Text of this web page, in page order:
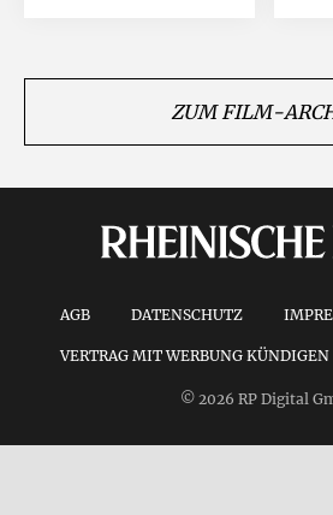
ZUM FILM-
AGB DATENSCHUTZ
VERTRAG MIT WERBUNG KÜNDIGEN
© 2026 RP Digital